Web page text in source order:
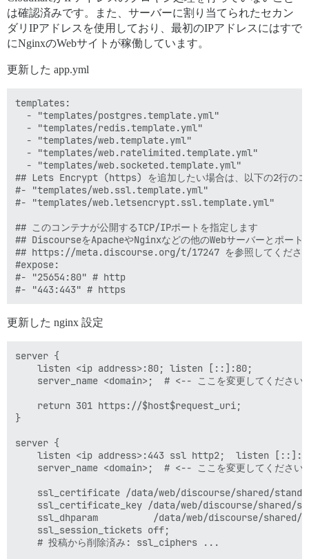
は確認済みです。また、サーバーに割り当てられたセカン
ダリIPアドレスを使用しており、最初のIPアドレスにはすで
にNginxのWebサイトが稼働しています。
更新した app.yml
templates:
  - "templates/postgres.template.yml"
  - "templates/redis.template.yml"
  - "templates/web.template.yml"
  - "templates/web.ratelimited.template.yml"
  - "templates/web.socketed.template.yml"
## Lets Encrypt (https) を追加したい場合は、以下の2行のコ
#- "templates/web.ssl.template.yml"
#- "templates/web.letsencrypt.ssl.template.yml"
## このコンテナが公開するTCP/IPポートを指定します
## DiscourseをApacheやNginxなどの他のWebサーバーとポート
## https://meta.discourse.org/t/17247 を参照してくださ
#expose:
#- "25654:80" # http
更新した nginx 設定
server {
    listen <ip address>:80; listen [::]:80;
    server_name <domain>;  # <-- ここを変更してください
    return 301 https://$host$request_uri;
}
server {
listen <ip address>:443 ssl http2;  listen
    server_name <domain>;  # <-- ここを変更してください
ssl_certificate /data/web/discourse/shared/
ssl_certificate_key /data/web/discourse/shared/
ssl_dhparam          /data/web/discourse/shared/
    ssl_session_tickets off;
    # 投稿から削除済み: ssl_ciphers ...